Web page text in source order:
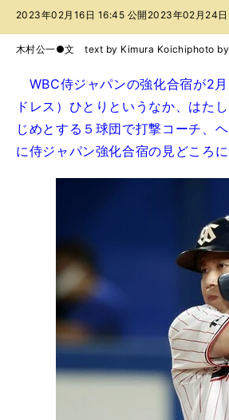
ー
2023年02月16日 16:45 公開 2023年02月24日
木村公一●文 text by Kimura Koichiphoto
WBC侍ジャパンの強化合宿が2
ドレス）ひとりというなか、はた
じめとする５球団で打撃コーチ、
に侍ジャパン強化合宿の見どころ